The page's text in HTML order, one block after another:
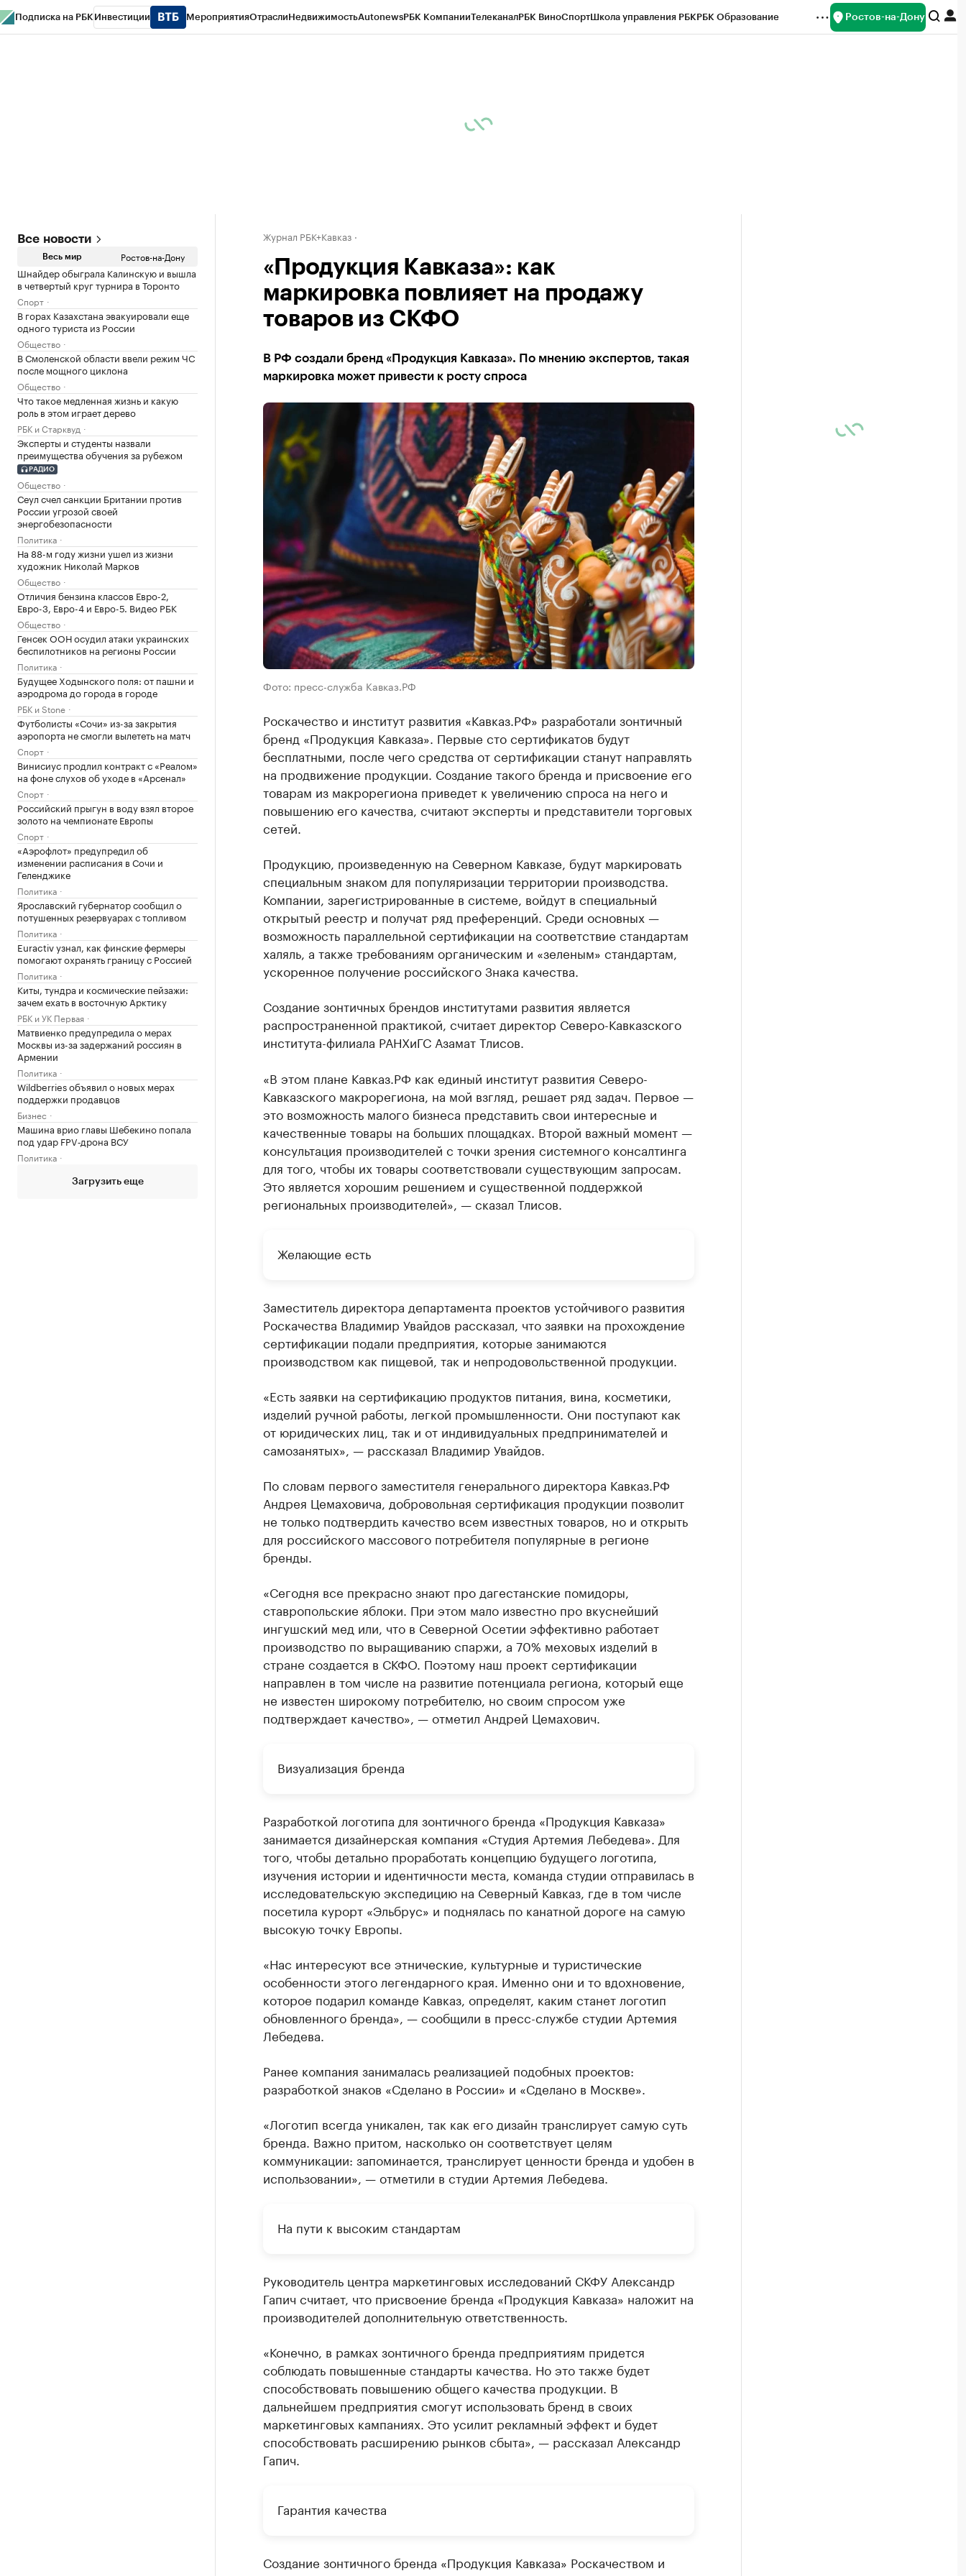
Подписка на РБК Инвестиции МероприятияОтраслиНедвижимостьAutonewsРБК КомпанииТелеканалРБК ВиноСпортШкола управления РБКРБК Образование Ростов-на-Дону
Все новости
Весь мир Ростов-на-Дону
Шнайдер обыграла Калинскую и вышла
в четвертый круг турнира в Торонто
Спорт
В горах Казахстана эвакуировали еще
одного туриста из России
Общество
В Смоленской области ввели режим ЧС
после мощного циклона
Общество
Что такое медленная жизнь и какую
роль в этом играет дерево
РБК и Старквуд
Эксперты и студенты назвали
преимущества обучения за рубежом
РАДИО
Общество
Сеул счел санкции Британии против
России угрозой своей
энергобезопасности
Политика
На 88-м году жизни ушел из жизни
художник Николай Марков
Общество
Отличия бензина классов Евро-2,
Евро-3, Евро-4 и Евро-5. Видео РБК
Общество
Генсек ООН осудил атаки украинских
беспилотников на регионы России
Политика
Будущее Ходынского поля: от пашни и
аэродрома до города в городе
РБК и Stone
Футболисты «Сочи» из-за закрытия
аэропорта не смогли вылететь на матч
Спорт
Винисиус продлил контракт с «Реалом»
на фоне слухов об уходе в «Арсенал»
Спорт
Российский прыгун в воду взял второе
золото на чемпионате Европы
Спорт
«Аэрофлот» предупредил об
изменении расписания в Сочи и
Геленджике
Политика
Ярославский губернатор сообщил о
потушенных резервуарах с топливом
Политика
Euractiv узнал, как финские фермеры
помогают охранять границу с Россией
Политика
Киты, тундра и космические пейзажи:
зачем ехать в восточную Арктику
РБК и УК Первая
Матвиенко предупредила о мерах
Москвы из-за задержаний россиян в
Армении
Политика
Wildberries объявил о новых мерах
поддержки продавцов
Бизнес
Машина врио главы Шебекино попала
под удар FPV‑дрона ВСУ
Политика
Загрузить еще
Журнал РБК+Кавказ
«Продукция Кавказа»: как
маркировка повлияет на продажу
товаров из СКФО
В РФ создали бренд «Продукция Кавказа». По мнению экспертов, такая
маркировка может привести к росту спроса
Фото: пресс-служба Кавказ.РФ
Роскачество и институт развития «Кавказ.РФ» разработали зонтичный
бренд «Продукция Кавказа». Первые сто сертификатов будут
бесплатными, после чего средства от сертификации станут направлять
на продвижение продукции. Создание такого бренда и присвоение его
товарам из макрорегиона приведет к увеличению спроса на него и
повышению его качества, считают эксперты и представители торговых
сетей.
Продукцию, произведенную на Северном Кавказе, будут маркировать
специальным знаком для популяризации территории производства.
Компании, зарегистрированные в системе, войдут в специальный
открытый реестр и получат ряд преференций. Среди основных —
возможность параллельной сертификации на соответствие стандартам
халяль, а также требованиям органическим и «зеленым» стандартам,
ускоренное получение российского Знака качества.
Создание зонтичных брендов институтами развития является
распространенной практикой, считает директор Северо-Кавказского
института-филиала РАНХиГС Азамат Тлисов.
«В этом плане Кавказ.РФ как единый институт развития Северо-
Кавказского макрорегиона, на мой взгляд, решает ряд задач. Первое —
это возможность малого бизнеса представить свои интересные и
качественные товары на больших площадках. Второй важный момент —
консультация производителей с точки зрения системного консалтинга
для того, чтобы их товары соответствовали существующим запросам.
Это является хорошим решением и существенной поддержкой
региональных производителей», — сказал Тлисов.
Желающие есть
Заместитель директора департамента проектов устойчивого развития
Роскачества Владимир Увайдов рассказал, что заявки на прохождение
сертификации подали предприятия, которые занимаются
производством как пищевой, так и непродовольственной продукции.
«Есть заявки на сертификацию продуктов питания, вина, косметики,
изделий ручной работы, легкой промышленности. Они поступают как
от юридических лиц, так и от индивидуальных предпринимателей и
самозанятых», — рассказал Владимир Увайдов.
По словам первого заместителя генерального директора Кавказ.РФ
Андрея Цемаховича, добровольная сертификация продукции позволит
не только подтвердить качество всем известных товаров, но и открыть
для российского массового потребителя популярные в регионе
бренды.
«Сегодня все прекрасно знают про дагестанские помидоры,
ставропольские яблоки. При этом мало известно про вкуснейший
ингушский мед или, что в Северной Осетии эффективно работает
производство по выращиванию спаржи, а 70% меховых изделий в
стране создается в СКФО. Поэтому наш проект сертификации
направлен в том числе на развитие потенциала региона, который еще
не известен широкому потребителю, но своим спросом уже
подтверждает качество», — отметил Андрей Цемахович.
Визуализация бренда
Разработкой логотипа для зонтичного бренда «Продукция Кавказа»
занимается дизайнерская компания «Студия Артемия Лебедева». Для
того, чтобы детально проработать концепцию будущего логотипа,
изучения истории и идентичности места, команда студии отправилась в
исследовательскую экспедицию на Северный Кавказ, где в том числе
посетила курорт «Эльбрус» и поднялась по канатной дороге на самую
высокую точку Европы.
«Нас интересуют все этнические, культурные и туристические
особенности этого легендарного края. Именно они и то вдохновение,
которое подарил команде Кавказ, определят, каким станет логотип
обновленного бренда», — сообщили в пресс-службе студии Артемия
Лебедева.
Ранее компания занималась реализацией подобных проектов:
разработкой знаков «Сделано в России» и «Сделано в Москве».
«Логотип всегда уникален, так как его дизайн транслирует самую суть
бренда. Важно притом, насколько он соответствует целям
коммуникации: запоминается, транслирует ценности бренда и удобен в
использовании», — отметили в студии Артемия Лебедева.
На пути к высоким стандартам
Руководитель центра маркетинговых исследований СКФУ Александр
Гапич считает, что присвоение бренда «Продукция Кавказа» наложит на
производителей дополнительную ответственность.
«Конечно, в рамках зонтичного бренда предприятиям придется
соблюдать повышенные стандарты качества. Но это также будет
способствовать повышению общего качества продукции. В
дальнейшем предприятия смогут использовать бренд в своих
маркетинговых кампаниях. Это усилит рекламный эффект и будет
способствовать расширению рынков сбыта», — рассказал Александр
Гапич.
Гарантия качества
Создание зонтичного бренда «Продукция Кавказа» Роскачеством и